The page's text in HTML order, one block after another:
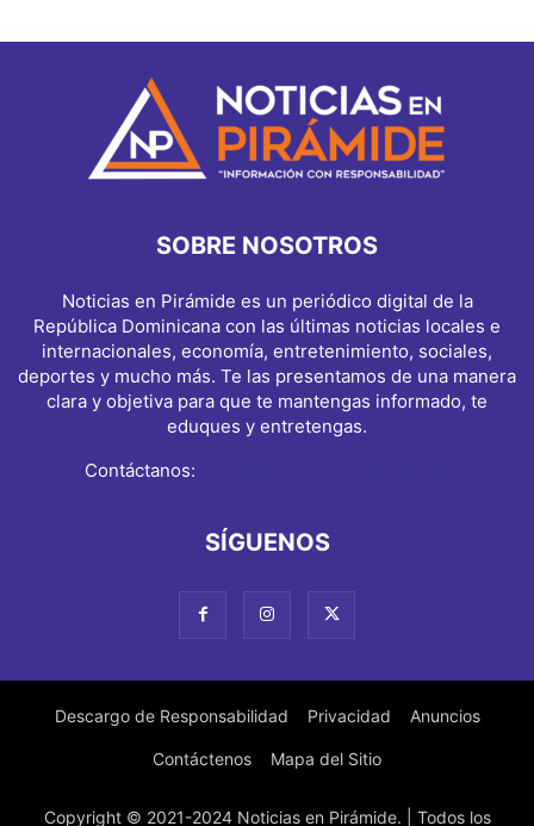
SOBRE NOSOTROS
Noticias en Pirámide es un periódico digital de la
República Dominicana con las últimas noticias locales e
internacionales, economía, entretenimiento, sociales,
deportes y mucho más. Te las presentamos de una manera
clara y objetiva para que te mantengas informado, te
eduques y entretengas.
Contáctanos:
SÍGUENOS
Descargo de Responsabilidad Privacidad Anuncios
Contáctenos Mapa del Sitio
Copyright © 2021-2024 Noticias en Pirámide. | Todos los